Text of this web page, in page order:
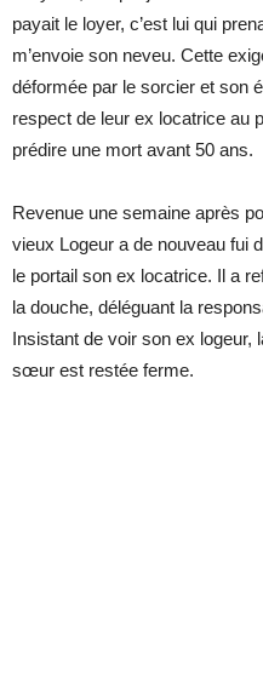
payait le loyer, c’est lui qui
m’envoie son neveu. Cette
déformée par le sorcier et son
respect de leur ex locatrice au
prédire une mort avant 50 ans.
Revenue une semaine après
vieux Logeur a de nouveau fui
le portail son ex locatrice. Il a
la douche, déléguant la
Insistant de voir son ex logeur,
sœur est restée ferme.